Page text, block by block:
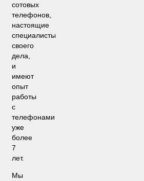
сотовых
телефонов,
настоящие
специалисты
своего
дела,
и
имеют
опыт
работы
с
телефонами
уже
более
7
лет.
Мы